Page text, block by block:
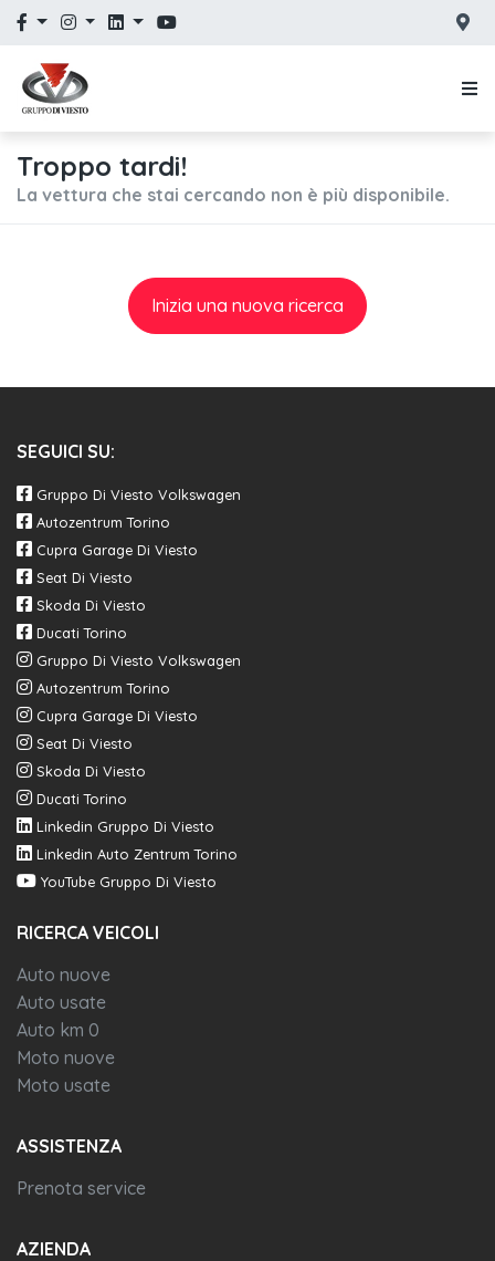
Troppo tardi!
La vettura che stai cercando non è più disponibile.
Inizia una nuova ricerca
SEGUICI SU:
Gruppo Di Viesto Volkswagen
Autozentrum Torino
Cupra Garage Di Viesto
Seat Di Viesto
Skoda Di Viesto
Ducati Torino
Gruppo Di Viesto Volkswagen
Autozentrum Torino
Cupra Garage Di Viesto
Seat Di Viesto
Skoda Di Viesto
Ducati Torino
Linkedin Gruppo Di Viesto
Linkedin Auto Zentrum Torino
YouTube Gruppo Di Viesto
RICERCA VEICOLI
Auto nuove
Auto usate
Auto km 0
Moto nuove
Moto usate
ASSISTENZA
Prenota service
AZIENDA